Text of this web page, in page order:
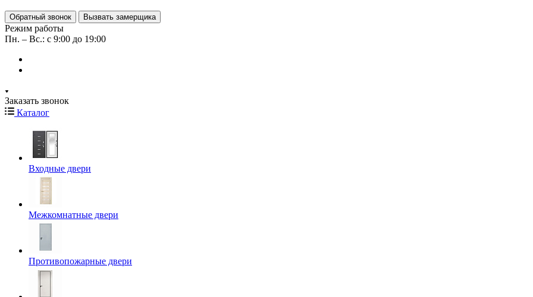
Обратный звонок Вызвать замерщика
Режим работы
Пн. – Вс.: с 9:00 до 19:00
Заказать звонок
Каталог
Входные двери
Межкомнатные двери
Противопожарные двери